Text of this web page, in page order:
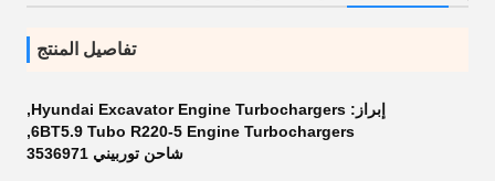
تفاصيل المنتج
إبراز: Hyundai Excavator Engine Turbochargers
,
6BT5.9 Tubo R220-5 Engine Turbochargers
,
شاحن توربيني 3536971